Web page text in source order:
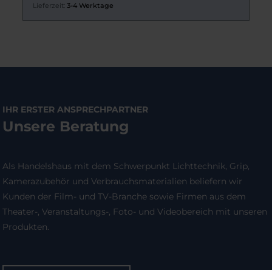
Lieferzeit: 3-4 Werktage
IHR ERSTER ANSPRECHPARTNER
Unsere Beratung
Als Handelshaus mit dem Schwerpunkt Lichttechnik, Grip,
Kamerazubehör und Verbrauchsmaterialien beliefern wir
Kunden der Film- und TV-Branche sowie Firmen aus dem
Theater-, Veranstaltungs-, Foto- und Videobereich mit unseren
Produkten.